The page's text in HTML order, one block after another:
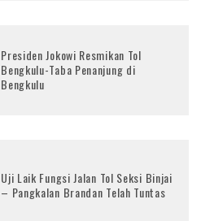
Presiden Jokowi Resmikan Tol
Bengkulu-Taba Penanjung di
Bengkulu
Uji Laik Fungsi Jalan Tol Seksi Binjai
– Pangkalan Brandan Telah Tuntas